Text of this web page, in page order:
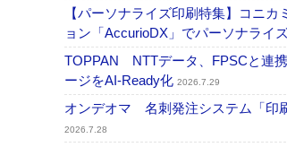
【パーソナライズ印刷特集】コニ
ョン「AccurioDX」でパーソナラ
TOPPAN NTTデータ、FPSCと連
ージをAI-Ready化 2026.7.29
オンデオマ 名刺発注システム「印
2026.7.28